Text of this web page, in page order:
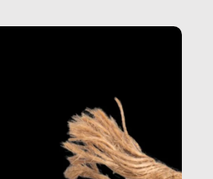
che fanno la nostra vita